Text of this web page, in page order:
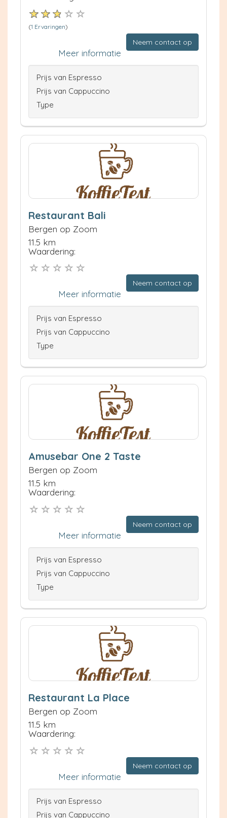
(1 Ervaringen)
Neem contact op
Meer informatie
Prijs van Espresso
Prijs van Cappuccino
Type
Restaurant Bali
Bergen op Zoom
11.5 km
Waardering:
Neem contact op
Meer informatie
Prijs van Espresso
Prijs van Cappuccino
Type
Amusebar One 2 Taste
Bergen op Zoom
11.5 km
Waardering:
Neem contact op
Meer informatie
Prijs van Espresso
Prijs van Cappuccino
Type
Restaurant La Place
Bergen op Zoom
11.5 km
Waardering:
Neem contact op
Meer informatie
Prijs van Espresso
Prijs van Cappuccino